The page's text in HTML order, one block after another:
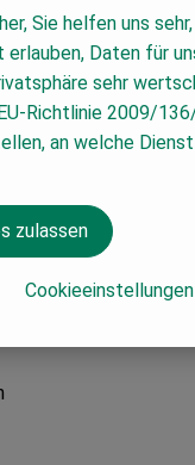
Sie helfen uns
erlauben, Daten für
sehr
Richtlinie 2009/
an welche
Cookieeinstellungen
zulassen